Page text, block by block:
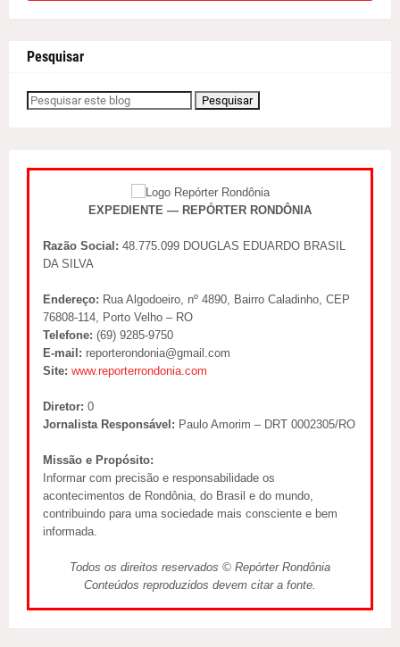
Pesquisar
EXPEDIENTE — REPÓRTER RONDÔNIA
Razão Social: 48.775.099 DOUGLAS EDUARDO BRASIL
DA SILVA
Endereço: Rua Algodoeiro, nº 4890, Bairro Caladinho, CEP
76808-114, Porto Velho – RO
Telefone: (69) 9285-9750
E-mail: reporterondonia@gmail.com
Site: www.reporterrondonia.com
Diretor: 0
Jornalista Responsável: Paulo Amorim – DRT 0002305/RO
Missão e Propósito:
Informar com precisão e responsabilidade os
acontecimentos de Rondônia, do Brasil e do mundo,
contribuindo para uma sociedade mais consciente e bem
informada.
Todos os direitos reservados © Repórter Rondônia
Conteúdos reproduzidos devem citar a fonte.